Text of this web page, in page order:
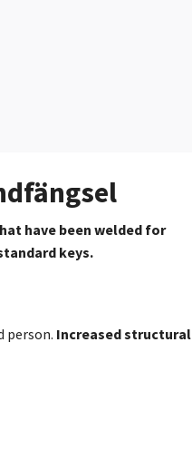
have been welded for
keys.
person. Increased structural